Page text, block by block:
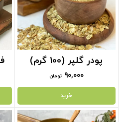
پودر گلپر (100 گرم)
۹۰,۰۰۰ تومان
خرید